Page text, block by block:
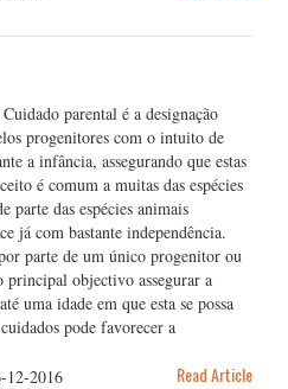
parental é a designação
progenitores com o intuito de
a infância, assegurando que estas
é comum a muitas das espécies
parte das espécies animais
já com bastante independência.
parte de um único progenitor ou
principal objectivo assegurar a
uma idade em que esta se possa
pode favorecer a
12-2016 Read Article